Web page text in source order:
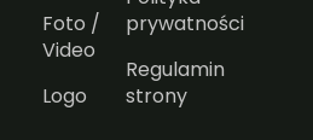
Foto /
Video
Logo
prywatności
Regulamin
strony